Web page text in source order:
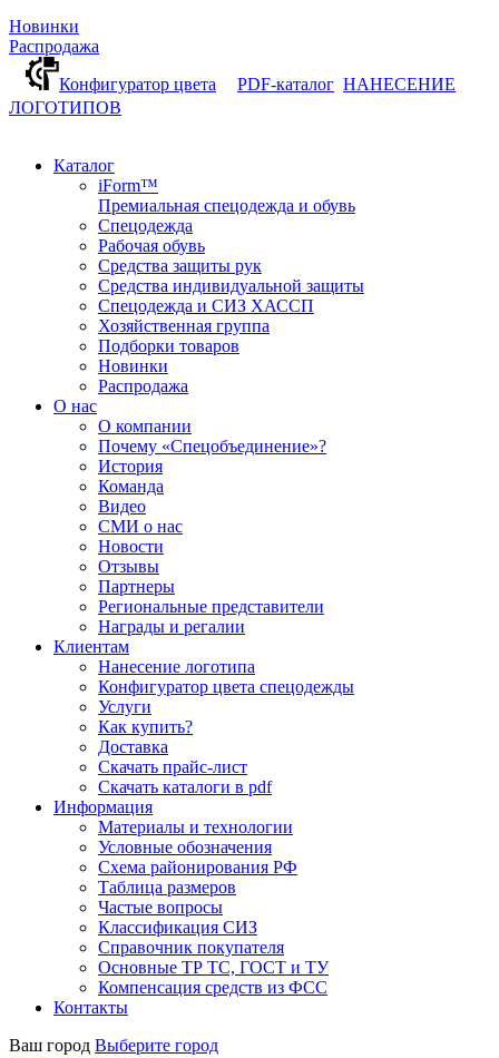
Новинки
Распродажа
Конфигуратор цвета
PDF-каталог НАНЕСЕНИЕ
ЛОГОТИПОВ
Каталог
iForm™
Премиальная спецодежда и обувь
Спецодежда
Рабочая обувь
Средства защиты рук
Средства индивидуальной защиты
Спецодежда и СИЗ ХАССП
Хозяйственная группа
Подборки товаров
Новинки
Распродажа
О нас
О компании
Почему «Спецобъединение»?
История
Команда
Видео
СМИ о нас
Новости
Отзывы
Партнеры
Региональные представители
Награды и регалии
Клиентам
Нанесение логотипа
Конфигуратор цвета спецодежды
Услуги
Как купить?
Доставка
Скачать прайс-лист
Скачать каталоги в pdf
Информация
Материалы и технологии
Условные обозначения
Схема районирования РФ
Таблица размеров
Частые вопросы
Классификация СИЗ
Справочник покупателя
Основные ТР ТС, ГОСТ и ТУ
Компенсация средств из ФСС
Контакты
Ваш город Выберите город